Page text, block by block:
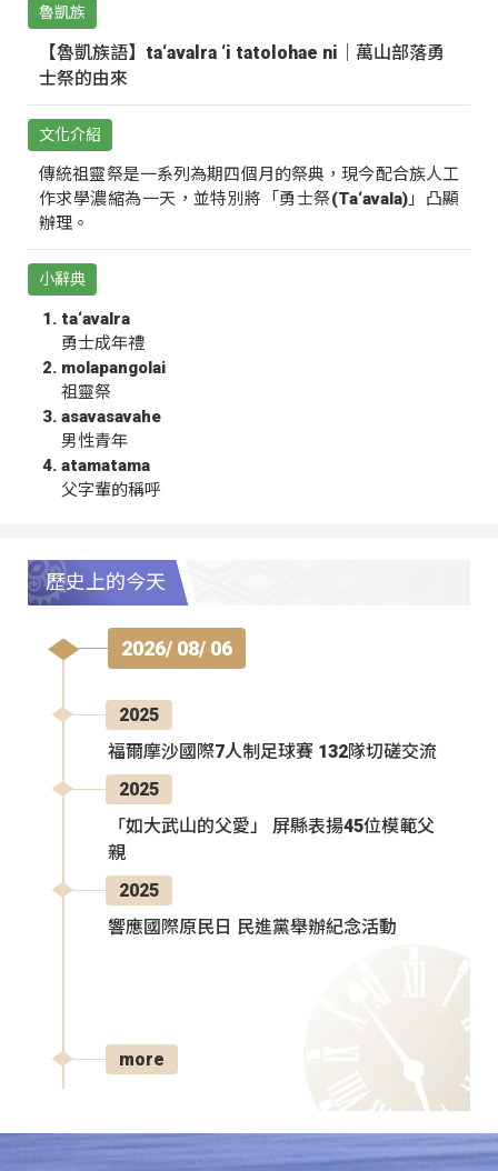
魯凱族
【魯凱族語】ta‘avalra ‘i tatolohae ni｜萬山部落勇
士祭的由來
文化介紹
傳統祖靈祭是一系列為期四個月的祭典，現今配合族人工
作求學濃縮為一天，並特別將「勇士祭(Ta‘avala)」凸顯
辦理。
小辭典
ta‘avalra
勇士成年禮
molapangolai
祖靈祭
asavasavahe
男性青年
atamatama
父字輩的稱呼
歷史上的今天
2026/ 08/ 06
2025
福爾摩沙國際7人制足球賽 132隊切磋交流
2025
「如大武山的父愛」 屏縣表揚45位模範父
親
2025
響應國際原民日 民進黨舉辦紀念活動
more